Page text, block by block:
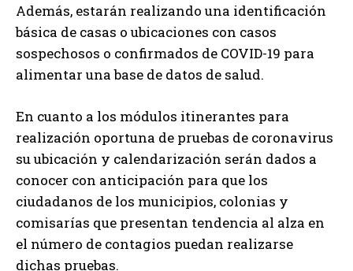
Además, estarán realizando una identificación
básica de casas o ubicaciones con casos
sospechosos o confirmados de COVID-19 para
alimentar una base de datos de salud.
En cuanto a los módulos itinerantes para
realización oportuna de pruebas de coronavirus
su ubicación y calendarización serán dados a
conocer con anticipación para que los
ciudadanos de los municipios, colonias y
comisarías que presentan tendencia al alza en
el número de contagios puedan realizarse
dichas pruebas.